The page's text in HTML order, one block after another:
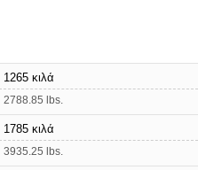
1265 κιλά
2788.85 lbs.
1785 κιλά
3935.25 lbs.